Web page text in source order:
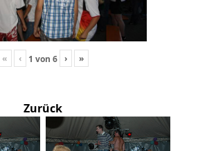
« ‹ 1 von 6 › »
Zurück